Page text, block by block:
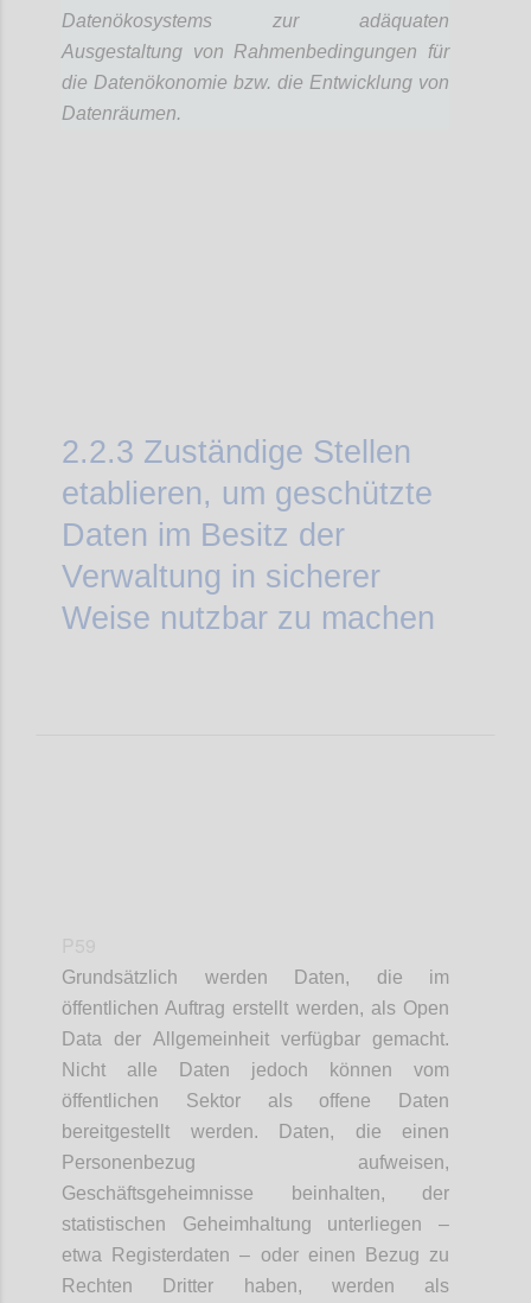
Datenökosystems zur adäquaten
Ausgestaltung von Rahmenbedingungen für
die Datenökonomie bzw. die Entwicklung von
Datenräumen.
2.2.3 Zuständige Stellen
etablieren, um geschützte
Daten im Besitz der
Verwaltung in sicherer
Weise nutzbar zu machen
Grundsätzlich werden Daten, die im
öffentlichen Auftrag erstellt werden, als Open
Data der Allgemeinheit verfügbar gemacht.
Nicht alle Daten jedoch können vom
öffentlichen Sektor als offene Daten
bereitgestellt werden. Daten, die einen
Personenbezug aufweisen,
Geschäftsgeheimnisse beinhalten, der
statistischen Geheimhaltung unterliegen –
etwa Registerdaten – oder einen Bezug zu
Rechten Dritter haben, werden als